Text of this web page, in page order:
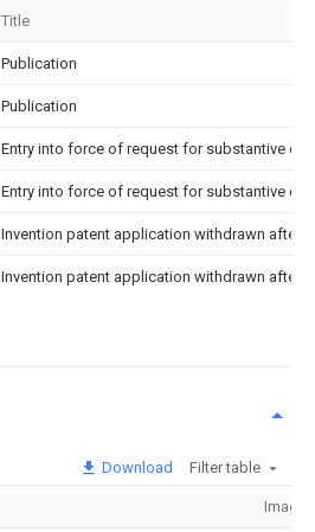
Title
Publication
Publication
Entry into force of request for substantive
Entry into force of request for substantive
Invention patent application withdrawn after
Invention patent application withdrawn after
Download Filter table
Image